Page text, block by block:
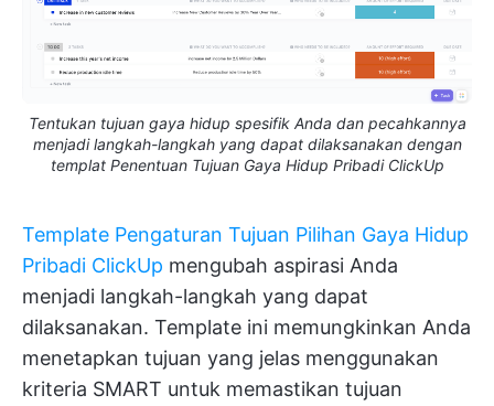
Tentukan tujuan gaya hidup spesifik Anda dan pecahkannya
menjadi langkah-langkah yang dapat dilaksanakan dengan
templat Penentuan Tujuan Gaya Hidup Pribadi ClickUp
Template Pengaturan Tujuan Pilihan Gaya Hidup
Pribadi ClickUp mengubah aspirasi Anda
menjadi langkah-langkah yang dapat
dilaksanakan. Template ini memungkinkan Anda
menetapkan tujuan yang jelas menggunakan
kriteria SMART untuk memastikan tujuan